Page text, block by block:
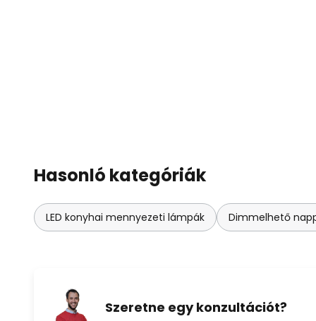
Hasonló kategóriák
LED konyhai mennyezeti lámpák Dimmelhető
Szeretne egy konzultációt?